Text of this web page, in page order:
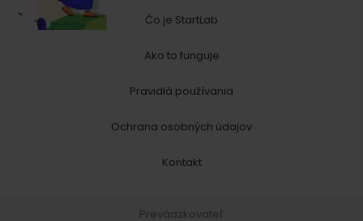
Čo je StartLab
Ako to funguje
Pravidlá používania
Ochrana osobných údajov
Kontakt
Prevádzkovateľ